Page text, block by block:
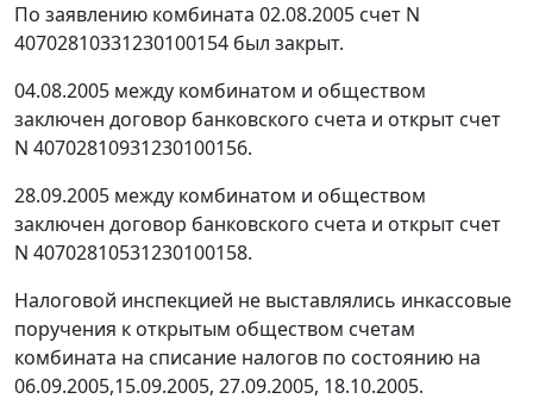
По заявлению комбината 02.08.2005 счет N
40702810331230100154 был закрыт.
04.08.2005 между комбинатом и обществом
заключен договор банковского счета и открыт счет
N 40702810931230100156.
28.09.2005 между комбинатом и обществом
заключен договор банковского счета и открыт счет
N 40702810531230100158.
Налоговой инспекцией не выставлялись инкассовые
поручения к открытым обществом счетам
комбината на списание налогов по состоянию на
06.09.2005,15.09.2005, 27.09.2005, 18.10.2005.